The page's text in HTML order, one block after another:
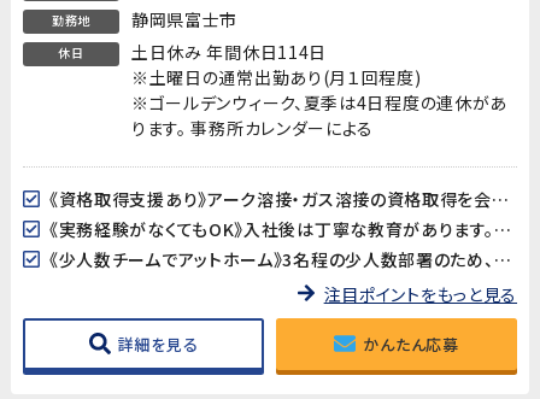
勤務地 静岡県富士市
休日
土日休み 年間休日114日
※土曜日の通常出勤あり(月１回程度)
※ゴールデンウィーク、夏季は4日程度の連休があ
ります。 事務所カレンダーによる
《資格取得支援あり》アーク溶接・ガス溶接の資格取得を会社がバックアップ！資格は持っていないけど取りたい方、大歓迎です。40歳以上の方は溶接資格が必須となります。
《実務経験がなくてもOK》入社後は丁寧な教育があります。資格は持っているが実務経験がない方も安心してスタートできます。
《少人数チームでアットホーム》3名程の少人数部署のため、コミュニケーションが取りやすく働きやすい環境です。
注目ポイントをもっと見る
詳細を見る かんたん応募